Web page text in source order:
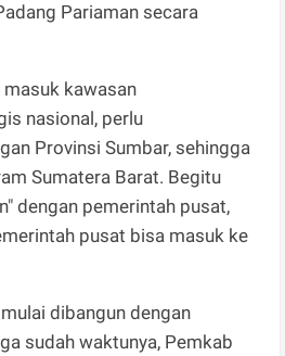
Pariaman secara
kawasan
nasional, perlu
Provinsi Sumbar, sehingga
Sumatera Barat. Begitu
dengan pemerintah pusat,
pusat bisa masuk ke
dibangun dengan
sudah waktunya, Pemkab